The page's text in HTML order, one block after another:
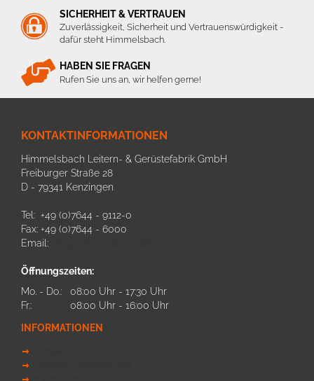
SICHERHEIT & VERTRAUEN
Zuverlässigkeit, Sicherheit und Vertrauenswürdigkeit -
dafür steht Himmelsbach.
HABEN SIE FRAGEN
Rufen Sie uns an, wir helfen gerne!
KONTAKTINFORMATIONEN
Himmelsbach Leitern- & Gerüstefabrik GmbH
Freiburger Straße 28
D - 79341 Kenzingen
Tel: +49 (0)7644 - 9112-0
Fax: +49 (0)7644 - 6000
Email:
Öffnungszeiten:
Mo. - Do.:
08:00 Uhr - 17:30 Uhr
Fr.:
08:00 Uhr - 16:00 Uhr
INFORMATIONEN